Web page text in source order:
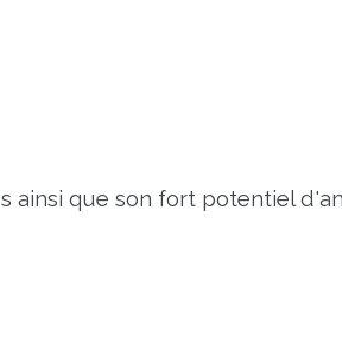
ainsi que son fort potentiel